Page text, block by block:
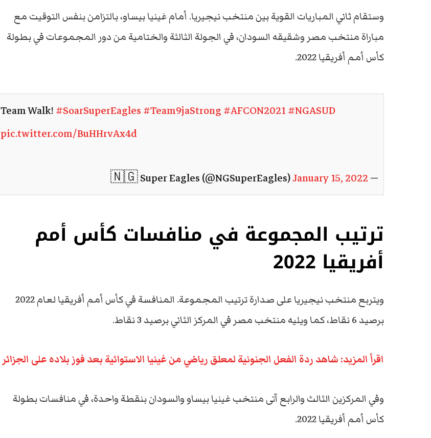
وستقام ثاني المباريات القوية بين منتخب نيجيريا. أمام غينيا بيساو، بالتزامن بنفس التوقيت مع
مباراة منتخب مصر وشقيقه السودان، في الجولة الثالثة والختامية من دور المجموعات في بطولة
كأس أمم أفريقيا 2022.
Team Walk!#SoarSuperEagles#Team9jaStrong#AFCON2021#NGASUD
pic.twitter.com/BuHHrvAx4d
— 🇳🇬 Super Eagles (@NGSuperEagles)
January 15, 2022
ترتيب المجموعة في منافسات كأس أمم
أفريقيا 2022
ويتربع منتخب نيجيريا على صدارة ترتيب المجموعة. المنافسة في كأس أمم أفريقيا لعام 2022
برصيد 6 نقاط، كما ويليه منتخب مصر في المركز الثاني برصيد 3 نقاط.
اقرأ المزيد: شاهد ردة الفعل الجنونية لمعلق رياضي من غينيا الاستوائية بعد فوز بلاده على الجزائر
وفي المركزين الثالث والرابع آتى منتخب غينيا بيساو والسودان بنقطة واحدة، في منافسات بطولة
كأس أمم أفريقيا 2022.